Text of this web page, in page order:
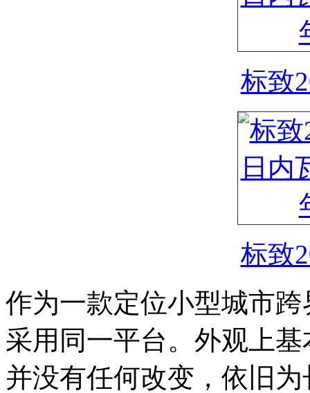
标致
标致
作为一款定位小型城市
采用同一平台。外观上
并没有任何改变，依旧